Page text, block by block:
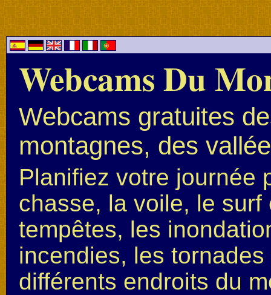
Webcams Du
Webcams gratuites
montagnes, des
Planifiez votre journée
chasse, la voile, le
tempêtes, les
incendies, les
différents endroits du